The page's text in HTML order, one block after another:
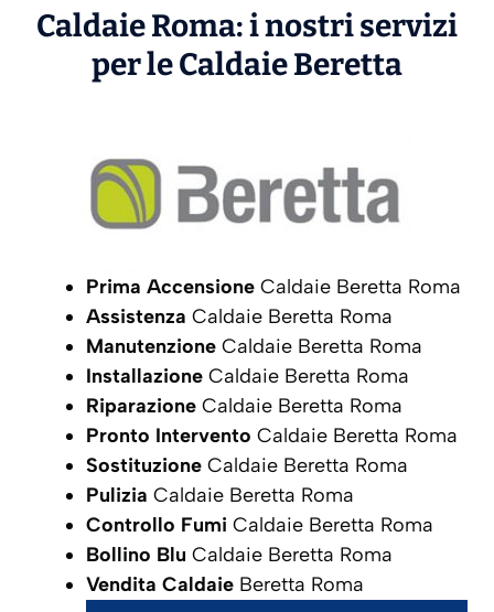
Caldaie Roma: i nostri servizi
per le CaldaieBeretta
Prima Accensione Caldaie Beretta Roma
Assistenza Caldaie Beretta Roma
Manutenzione Caldaie Beretta Roma
Installazione Caldaie Beretta Roma
Riparazione Caldaie Beretta Roma
Pronto Intervento Caldaie Beretta Roma
Sostituzione Caldaie Beretta Roma
Pulizia Caldaie Beretta Roma
Controllo Fumi Caldaie Beretta Roma
Bollino Blu Caldaie Beretta Roma
Vendita Caldaie Beretta Roma